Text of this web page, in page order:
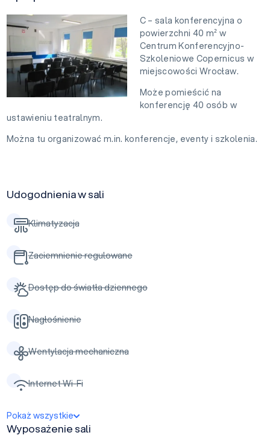
C – sala konferencyjna o
powierzchni 40 m² w
Centrum Konferencyjno-
Szkoleniowe Copernicus w
miejscowości Wrocław.
Może pomieścić na
konferencję 40 osób w
ustawieniu teatralnym.
Można tu organizować m.in. konferencje, eventy i szkolenia.
Udogodnienia w sali
Klimatyzacja
Zaciemnienie regulowane
Dostęp do światła dziennego
Nagłośnienie
Wentylacja mechaniczna
Internet Wi-Fi
Pokaż wszystkie
Wyposażenie sali